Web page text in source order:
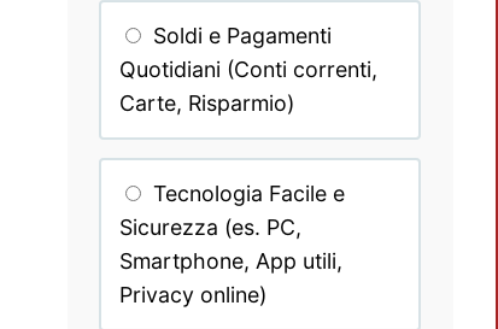
Soldi e Pagamenti
Quotidiani (Conti correnti,
Carte, Risparmio)
Tecnologia Facile e
Sicurezza (es. PC,
Smartphone, App utili,
Privacy online)